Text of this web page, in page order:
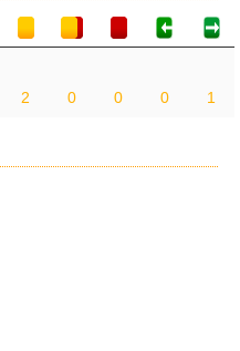
2 0 0 0 1